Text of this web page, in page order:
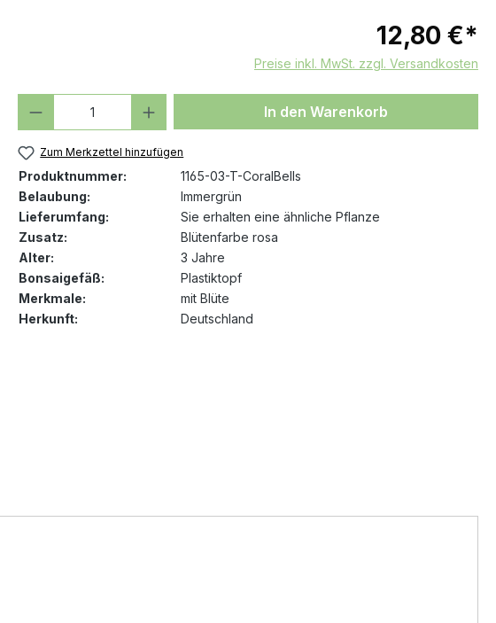
12,80 €*
Preise inkl. MwSt. zzgl. Versandkosten
Produkt Anzahl: Gib den gewünschten Wert
In den Warenkorb
Zum Merkzettel hinzufügen
Produktnummer:
1165-03-T-CoralBells
Belaubung:
Immergrün
Lieferumfang:
Sie erhalten eine ähnliche Pflanze
Zusatz:
Blütenfarbe rosa
Alter:
3 Jahre
Bonsaigefäß:
Plastiktopf
Merkmale:
mit Blüte
Herkunft:
Deutschland